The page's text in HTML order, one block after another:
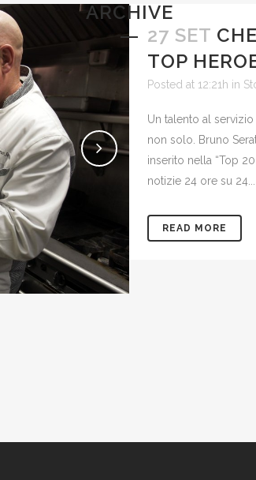
ARCHIVE
27 SET
TOP
Posted at 12:21h in
Un talento al
non solo. Bruno
inserito nella “Top
notizie 24 ore su 24...
READ MORE